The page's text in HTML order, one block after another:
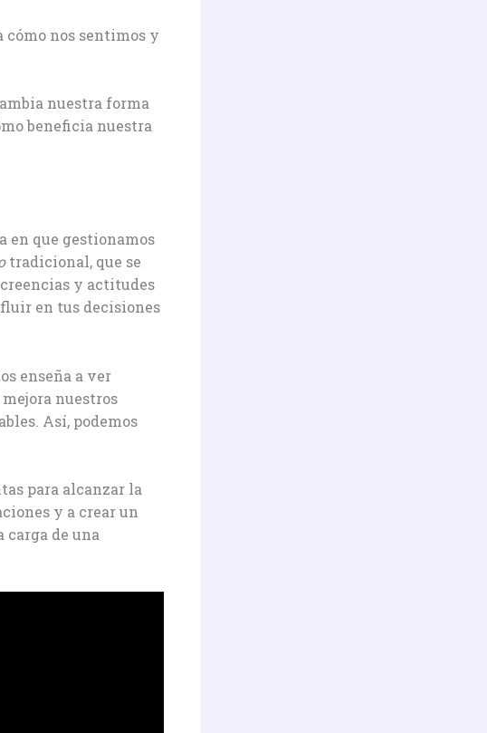
cómo nos sentimos y
nuestra forma
beneficia nuestra
en que gestionamos
tradicional, que se
y actitudes
en tus decisiones
enseña a ver
nuestros
Así, podemos
para alcanzar la
y a crear un
de una